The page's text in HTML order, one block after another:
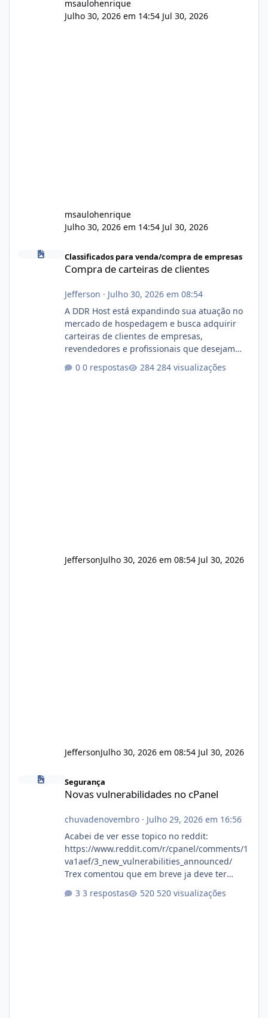
msaulohenrique
Julho 30, 2026 em 14:54 Jul 30, 2026
msaulohenrique
Julho 30, 2026 em 14:54 Jul 30, 2026
Compra de carteiras de clientes
Classificados para venda/compra de empresas
Compra de carteiras de clientes
Jefferson · Julho 30, 2026 em 08:54
A DDR Host está expandindo sua atuação no
mercado de hospedagem e busca adquirir
carteiras de clientes de empresas,
revendedores e profissionais que desejam
encerrar suas atividades ou reduzir sua
operação. Se você possui clientes ativos de
0 respostas 284 visualizações
JeffersonJulho 30, 2026 em 08:54 Jul 30, 2026
JeffersonJulho 30, 2026 em 08:54 Jul 30, 2026
Novas vulnerabilidades no cPanel
Segurança
Novas vulnerabilidades no cPanel
chuvadenovembro· Julho 29, 2026 em 16:56
Acabei de ver esse topico no reddit:
https://www.reddit.com/r/cpanel/comments/1
va1aef/3_new_vulnerabilities_announced/
Trex comentou que em breve ja deve ter
3 respostas 520 visualizações